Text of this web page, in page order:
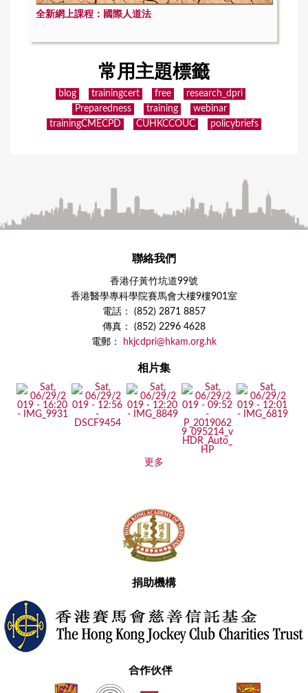
全新網上課程：國際人道法
常用主題標籤
blog trainingcert free
research_dpri
Preparedness
training
webinar
trainingCMECPD
CUHKCCOUC policybriefs
聯絡我們
香港仔黃竹坑道99號
香港醫學專科學院賽馬會大樓9樓901室
電話： (852) 2871 8857
傳真： (852) 2296 4628
電郵：
hkjcdpri@hkam.org.hk
相片集
更多
捐助機構
合作伙伴